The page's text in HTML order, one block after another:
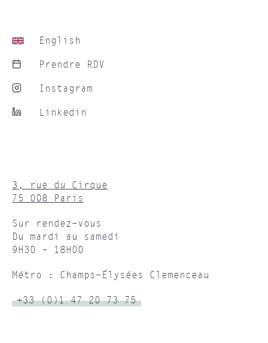
English
Prendre RDV
Instagram
Linkedin
3, rue du Cirque
75 008 Paris
Sur rendez-vous
Du mardi au samedi
9H30 – 18H00
Métro : Champs-Élysées Clemenceau
+33 (0)1 47 20 73 75